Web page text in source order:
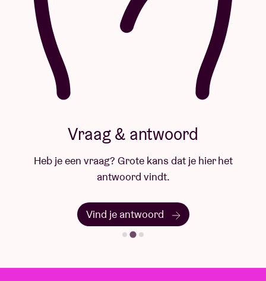
Vraag & antwoord
Heb je een vraag? Grote kans dat je hier het
antwoord vindt.
Vind je antwoord